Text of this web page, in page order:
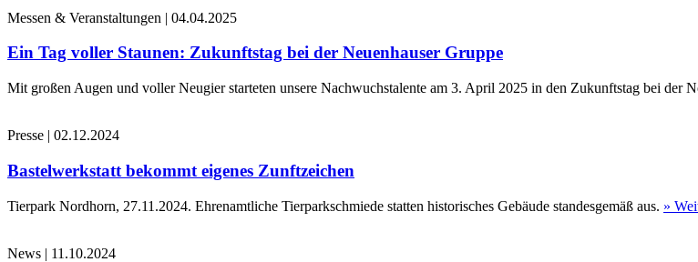
Messen & Veranstaltungen | 04.04.2025
Ein Tag voller Staunen: Zukunftstag bei der Neuenhauser Gruppe
Mit großen Augen und voller Neugier starteten unsere Nachwuchstalente am 3. April 2025 in den Zukunftstag bei der
Presse | 02.12.2024
Bastelwerkstatt bekommt eigenes Zunftzeichen
Tierpark Nordhorn, 27.11.2024. Ehrenamtliche Tierparkschmiede statten historisches Gebäude standesgemäß aus. »
News | 11.10.2024